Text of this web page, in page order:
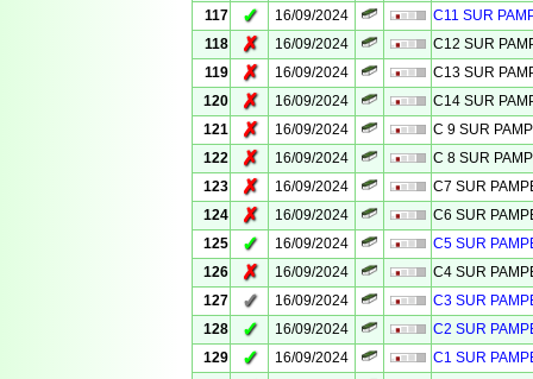
117
✓ 16/09/2024
C11 SUR
118
✗ 16/09/2024
C12 SUR
119
✗ 16/09/2024
C13 SUR
120
✗ 16/09/2024
C14 SUR
121
✗ 16/09/2024
C 9 SUR
122
✗ 16/09/2024
C 8 SUR
123
✗ 16/09/2024
C7 SUR
124
✗ 16/09/2024
C6 SUR
125
✓ 16/09/2024
C5 SUR
126
✗ 16/09/2024
C4 SUR
127
✓ 16/09/2024
C3 SUR
128
✓ 16/09/2024
C2 SUR
129
✓ 16/09/2024
C1 SUR